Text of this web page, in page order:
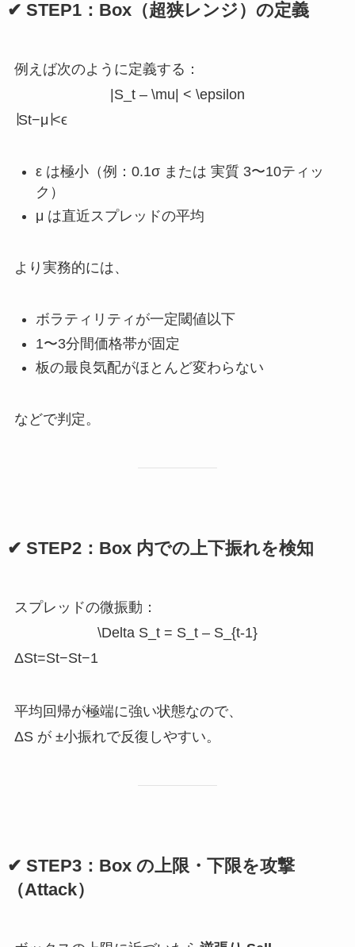
✔ STEP1：Box（超狭レンジ）の定義
例えば次のように定義する：
|S_t – \mu| < \epsilon
∣St​−μ∣<ϵ
ε は極小（例：0.1σ または 実質 3〜10ティッ
ク）
μ は直近スプレッドの平均
より実務的には、
ボラティリティが一定閾値以下
1〜3分間価格帯が固定
板の最良気配がほとんど変わらない
などで判定。
✔ STEP2：Box 内での上下振れを検知
スプレッドの微振動：
\Delta S_t = S_t – S_{t-1}
ΔSt​=St​−St−1​
平均回帰が極端に強い状態なので、
ΔS が ±小振れで反復しやすい。
✔ STEP3：Box の上限・下限を攻撃
（Attack）